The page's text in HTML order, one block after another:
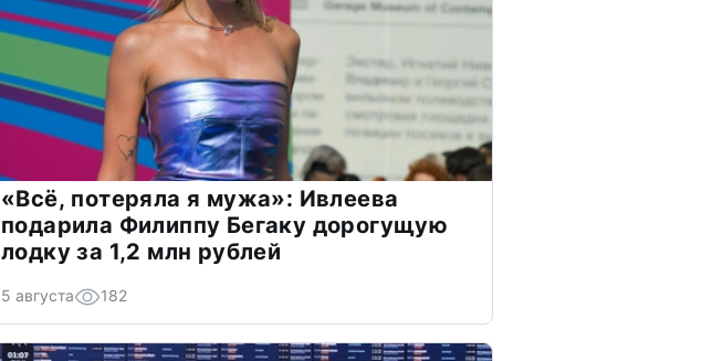
«Всё, потеряла я мужа»: Ивлеева
подарила Филиппу Бегаку дорогущую
лодку за 1,2 млн рублей
5 августа 182